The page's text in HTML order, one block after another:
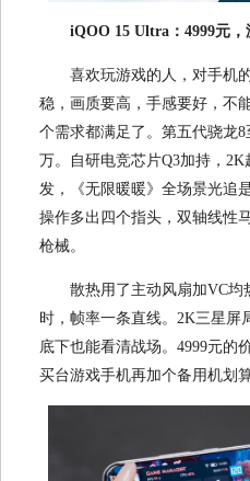
iQOO 15 Ultra：4999元
喜欢玩游戏的人，对手机
稳，画质要高，手感要好，不
个需求都满足了。第五代骁龙
万。自研电竞芯片Q3加持，
发，《无限暖暖》全场景光追
操作多出四个指头，双轴线性
枪械。
散热用了主动风扇加VC
时，帧率一条直线。2K三星屏
底下也能看清战场。4999元的
买台游戏手机再加个备用机划算